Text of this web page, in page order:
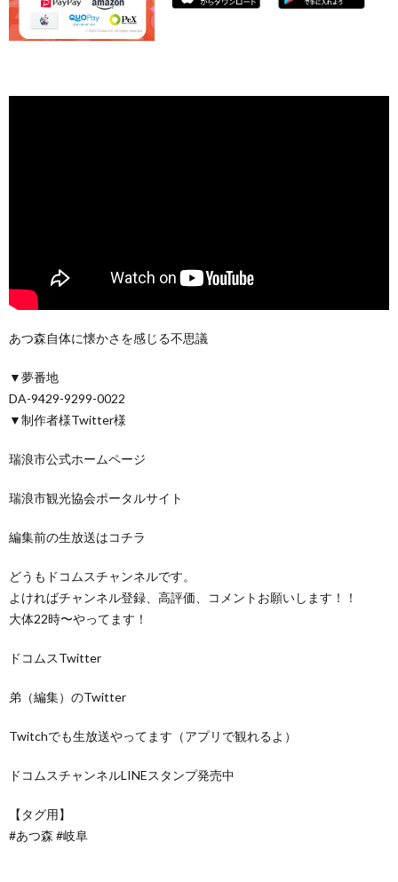
あつ森自体に懐かさを感じる不思議
▼夢番地
DA-9429-9299-0022
▼制作者様Twitter様
瑞浪市公式ホームページ
瑞浪市観光協会ポータルサイト
編集前の生放送はコチラ
どうもドコムスチャンネルです。
よければチャンネル登録、高評価、コメントお願いします！！
大体22時〜やってます！
ドコムスTwitter
弟（編集）のTwitter
Twitchでも生放送やってます（アプリで観れるよ）
ドコムスチャンネルLINEスタンプ発売中
【タグ用】
#あつ森 #岐阜